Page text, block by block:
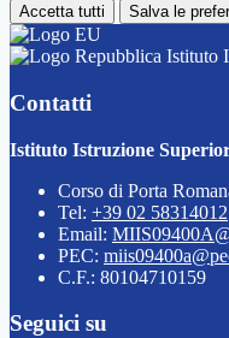
Accetta tutti Salva le
Istituto
Contatti
Istituto Istruzione
Corso di Porta
Tel: +39 02 58314012
Email:
PEC:
C.F.: 80104710159
Seguici su